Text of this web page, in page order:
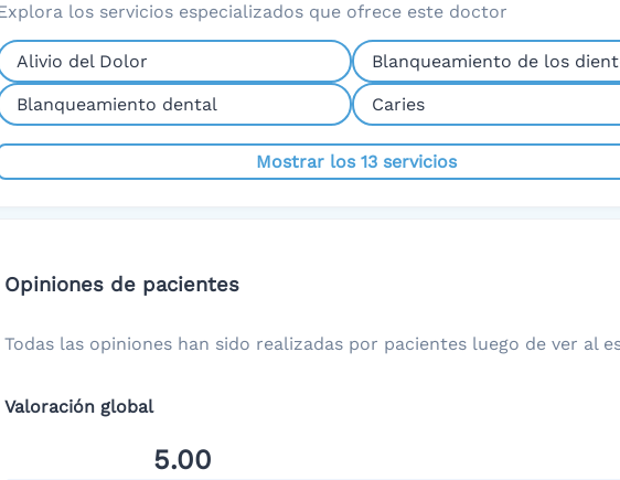
los servicios especializados que ofrece este doctor
Alivio del Dolor Blanqueamiento de los
Blanqueamiento dental Caries
Mostrar los 13 servicios
Opiniones de pacientes
Todas las opiniones han sido realizadas por pacientes luego de ver al
Valoración global
5.00